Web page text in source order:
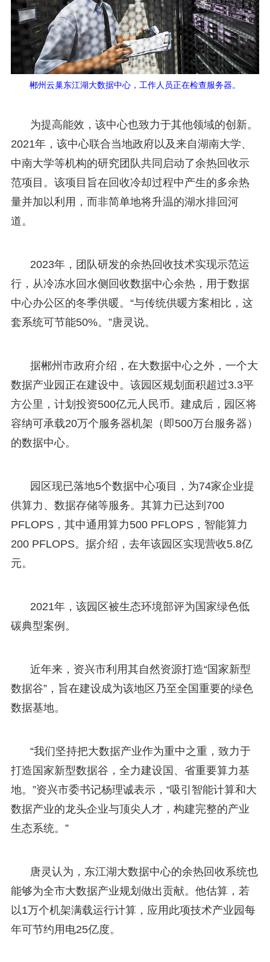
郴州云巢东江湖大数据中心，工作人员正在检查服务器。
为提高能效，该中心也致力于其他领域的创新。
2021年，该中心联合当地政府以及来自湖南大学、
中南大学等机构的研究团队共同启动了余热回收示
范项目。该项目旨在回收冷却过程中产生的多余热
量并加以利用，而非简单地将升温的湖水排回河
道。
2023年，团队研发的余热回收技术实现示范运
行，从冷冻水回水侧回收数据中心余热，用于数据
中心办公区的冬季供暖。“与传统供暖方案相比，这
套系统可节能50%。”唐灵说。
据郴州市政府介绍，在大数据中心之外，一个大
数据产业园正在建设中。该园区规划面积超过3.3平
方公里，计划投资500亿元人民币。建成后，园区将
容纳可承载20万个服务器机架（即500万台服务器）
的数据中心。
园区现已落地5个数据中心项目，为74家企业提
供算力、数据存储等服务。其算力已达到700
PFLOPS，其中通用算力500 PFLOPS，智能算力
200 PFLOPS。据介绍，去年该园区实现营收5.8亿
元。
2021年，该园区被生态环境部评为国家绿色低
碳典型案例。
近年来，资兴市利用其自然资源打造“国家新型
数据谷”，旨在建设成为该地区乃至全国重要的绿色
数据基地。
“我们坚持把大数据产业作为重中之重，致力于
打造国家新型数据谷，全力建设国、省重要算力基
地。”资兴市委书记杨理诚表示，“吸引智能计算和大
数据产业的龙头企业与顶尖人才，构建完整的产业
生态系统。”
唐灵认为，东江湖大数据中心的余热回收系统也
能够为全市大数据产业规划做出贡献。他估算，若
以1万个机架满载运行计算，应用此项技术产业园每
年可节约用电25亿度。